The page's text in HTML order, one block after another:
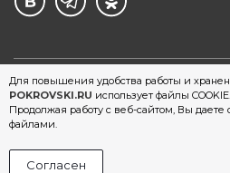
Для повышения удобства работы и
POKROVSKI.RU использует файлы COOKIE.
Продолжая работу с веб-сайтом, Вы даете
файлами.
Согласен
©1997 - 2026 Обувной Дом
магазинов обуви в